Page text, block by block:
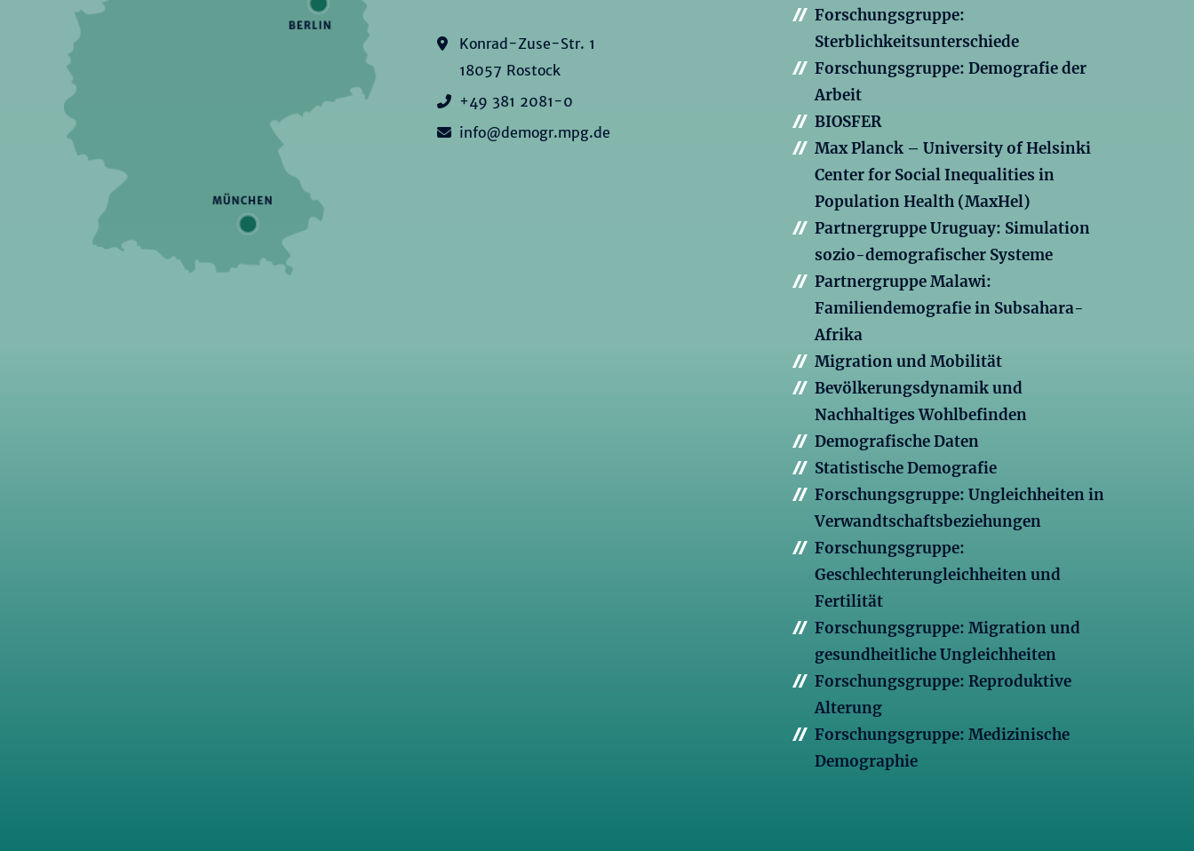
Konrad-Zuse-Str. 1
18057 Rostock
+49 381 2081-0
info@demogr.mpg.de
Forschungsgruppe:
Sterblichkeitsunterschiede
Forschungsgruppe: Demografie der
Arbeit
BIOSFER
Max Planck – University of Helsinki
Center for Social Inequalities in
Population Health (MaxHel)
Partnergruppe Uruguay: Simulation
sozio-demografischer Systeme
Partnergruppe Malawi:
Familiendemografie in Subsahara-
Afrika
Migration und Mobilität
Bevölkerungsdynamik und
Nachhaltiges Wohlbefinden
Demografische Daten
Statistische Demografie
Forschungsgruppe: Ungleichheiten in
Verwandtschaftsbeziehungen
Forschungsgruppe:
Geschlechterungleichheiten und
Fertilität
Forschungsgruppe: Migration und
gesundheitliche Ungleichheiten
Forschungsgruppe: Reproduktive
Alterung
Forschungsgruppe: Medizinische
Demographie